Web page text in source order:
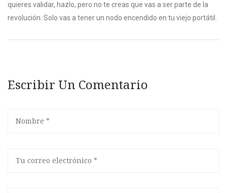
quieres validar, hazlo, pero no te creas que vas a ser parte de la
revolución. Solo vas a tener un nodo encendido en tu viejo portátil.
Escribir Un Comentario